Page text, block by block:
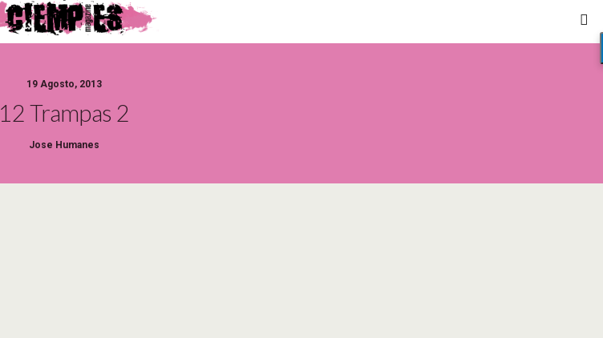
19 Agosto, 2013
12 Trampas 2
Jose Humanes